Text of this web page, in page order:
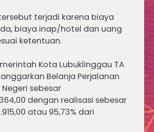
terjadi karena biaya
biaya inap/hotel dan uang
ketentuan.
Kota Lubuklinggau TA
Belanja Perjalanan
sebesar
dengan realisasi sebesar
atau 95,73% dari